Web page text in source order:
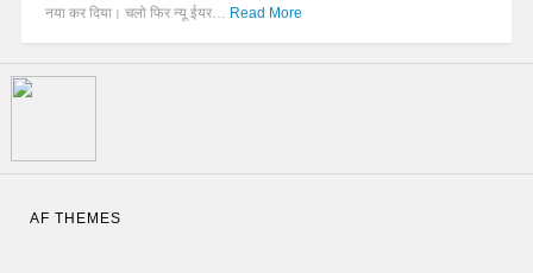
नया कर दिया। चलो फिर न्यू ईयर… Read More
AF THEMES